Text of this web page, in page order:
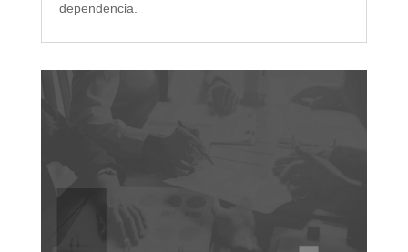
dependencia.